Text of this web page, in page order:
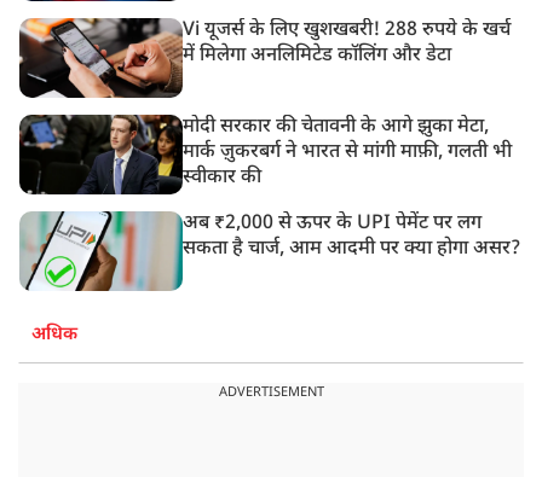
Vi यूजर्स के लिए खुशखबरी! 288 रुपये के खर्च
में मिलेगा अनलिमिटेड कॉलिंग और डेटा
मोदी सरकार की चेतावनी के आगे झुका मेटा,
मार्क ज़ुकरबर्ग ने भारत से मांगी माफ़ी, गलती भी
स्वीकार की
अब ₹2,000 से ऊपर के UPI पेमेंट पर लग
सकता है चार्ज, आम आदमी पर क्या होगा असर?
अधिक
ADVERTISEMENT